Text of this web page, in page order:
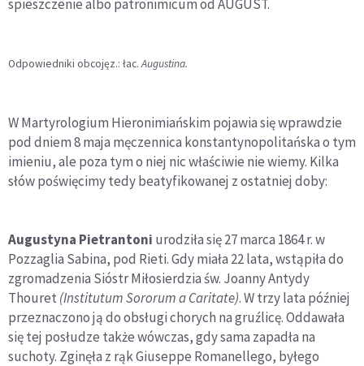
spieszczenie albo patronimicum od AUGUST.
Odpowiedniki obcojęz.: łac.Augustina.
W Martyrologium Hieronimiańskim pojawia się wprawdzie
pod dniem 8 maja męczennica konstantynopolitańska o tym
imieniu, ale poza tym o niej nic właściwie nie wiemy. Kilka
słów poświęcimy tedy beatyfikowanej z ostatniej doby:
Augustyna Pietrantoni urodziła się 27 marca 1864 r. w
Pozzaglia Sabina, pod Rieti. Gdy miała 22 lata, wstąpiła do
zgromadzenia Sióstr Miłosierdzia św. Joanny Antydy
Thouret (Institutum Sororum a Caritate). W trzy lata później
przeznaczono ją do obsługi chorych na gruźlicę. Oddawała
się tej posłudze także wówczas, gdy sama zapadła na
suchoty. Zginęła z rąk Giuseppe Romanellego, byłego